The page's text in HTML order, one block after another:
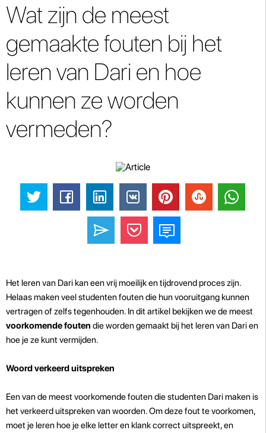
Wat zijn de meest
gemaakte fouten bij het
leren van Dari en hoe
kunnen ze worden
vermeden?
Het leren van Dari kan een vrij moeilijk en tijdrovend proces zijn.
Helaas maken veel studenten fouten die hun vooruitgang kunnen
vertragen of zelfs tegenhouden. In dit artikel bekijken we de meest
voorkomende fouten die worden gemaakt bij het leren van Dari en
hoe je ze kunt vermijden.
Woord verkeerd uitspreken
Een van de meest voorkomende fouten die studenten Dari maken is
het verkeerd uitspreken van woorden. Om deze fout te voorkomen,
moet je leren hoe je elke letter en klank correct uitspreekt, en